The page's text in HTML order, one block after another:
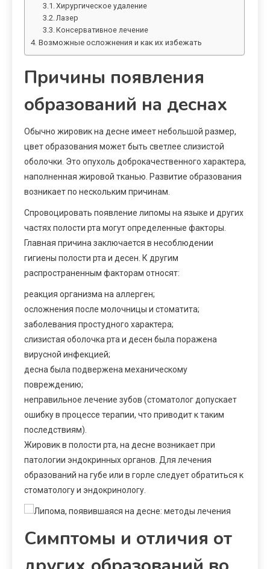
Хирургическое удаление
Лазер
Консервативное лечение
Возможные осложнения и как их избежать
Причины появления
образований на деснах
Обычно жировик на десне имеет небольшой размер,
цвет образования может быть светлее слизистой
оболочки. Это опухоль доброкачественного характера,
наполненная жировой тканью. Развитие образования
возникает по нескольким причинам.
Спровоцировать появление липомы на языке и других
частях полости рта могут определенные факторы.
Главная причина заключается в несоблюдении
гигиены полости рта и десен. К другим
распространенным факторам относят:
реакция организма на аллерген;
осложнения после молочницы и стоматита;
заболевания простудного характера;
слизистая оболочка рта и десен была поражена
вирусной инфекцией;
десна была подвержена механическому
повреждению;
неправильное лечение зубов (стоматолог допускает
ошибку в процессе терапии, что приводит к таким
последствиям).
Жировик в полости рта, на десне возникает при
патологии эндокринных органов. Для лечения
образований на губе или в горле следует обратиться к
стоматологу и эндокринологу.
Симптомы и отличия от